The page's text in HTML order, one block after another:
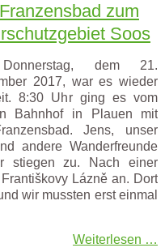
zum
Soos
dem 21.
2017, war es wieder
8:30 Uhr ging es vom
Bahnhof in Plauen mit
Jens, unser
andere Wanderfreunde
stiegen zu. Nach einer
Lázně an. Dort
wir mussten erst einmal
Weiterlesen …